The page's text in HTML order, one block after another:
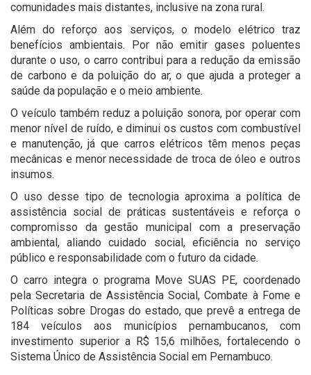
comunidades mais distantes, inclusive na zona rural.
Além do reforço aos serviços, o modelo elétrico traz
benefícios ambientais. Por não emitir gases poluentes
durante o uso, o carro contribui para a redução da emissão
de carbono e da poluição do ar, o que ajuda a proteger a
saúde da população e o meio ambiente.
O veículo também reduz a poluição sonora, por operar com
menor nível de ruído, e diminui os custos com combustível
e manutenção, já que carros elétricos têm menos peças
mecânicas e menor necessidade de troca de óleo e outros
insumos.
O uso desse tipo de tecnologia aproxima a política de
assistência social de práticas sustentáveis e reforça o
compromisso da gestão municipal com a preservação
ambiental, aliando cuidado social, eficiência no serviço
público e responsabilidade com o futuro da cidade.
O carro integra o programa Move SUAS PE, coordenado
pela Secretaria de Assistência Social, Combate à Fome e
Políticas sobre Drogas do estado, que prevê a entrega de
184 veículos aos municípios pernambucanos, com
investimento superior a R$ 15,6 milhões, fortalecendo o
Sistema Único de Assistência Social em Pernambuco.